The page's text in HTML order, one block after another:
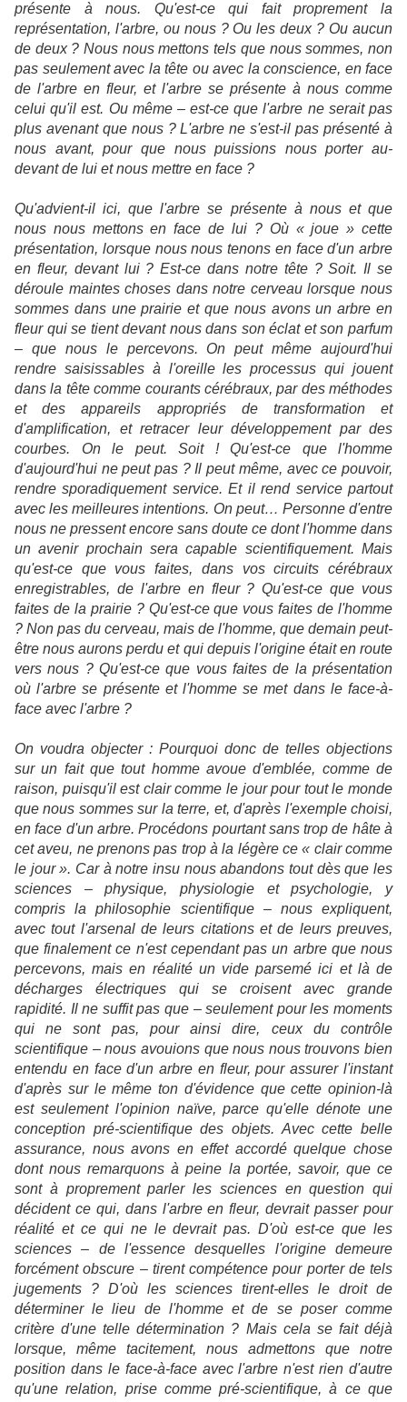
présente à nous. Qu'est-ce qui fait proprement la
représentation, l'arbre, ou nous ? Ou les deux ? Ou aucun
de deux ? Nous nous mettons tels que nous sommes, non
pas seulement avec la tête ou avec la conscience, en face
de l'arbre en fleur, et l'arbre se présente à nous comme
celui qu'il est. Ou même – est-ce que l'arbre ne serait pas
plus avenant que nous ? L'arbre ne s'est-il pas présenté à
nous avant, pour que nous puissions nous porter au-
devant de lui et nous mettre en face ?
Qu'advient-il ici, que l'arbre se présente à nous et que
nous nous mettons en face de lui ? Où « joue » cette
présentation, lorsque nous nous tenons en face d'un arbre
en fleur, devant lui ? Est-ce dans notre tête ? Soit. Il se
déroule maintes choses dans notre cerveau lorsque nous
sommes dans une prairie et que nous avons un arbre en
fleur qui se tient devant nous dans son éclat et son parfum
– que nous le percevons. On peut même aujourd'hui
rendre saisissables à l'oreille les processus qui jouent
dans la tête comme courants cérébraux, par des méthodes
et des appareils appropriés de transformation et
d'amplification, et retracer leur développement par des
courbes. On le peut. Soit ! Qu'est-ce que l'homme
d'aujourd'hui ne peut pas ? Il peut même, avec ce pouvoir,
rendre sporadiquement service. Et il rend service partout
avec les meilleures intentions. On peut… Personne d'entre
nous ne pressent encore sans doute ce dont l'homme dans
un avenir prochain sera capable scientifiquement. Mais
qu'est-ce que vous faites, dans vos circuits cérébraux
enregistrables, de l'arbre en fleur ? Qu'est-ce que vous
faites de la prairie ? Qu'est-ce que vous faites de l'homme
? Non pas du cerveau, mais de l'homme, que demain peut-
être nous aurons perdu et qui depuis l'origine était en route
vers nous ? Qu'est-ce que vous faites de la présentation
où l'arbre se présente et l'homme se met dans le face-à-
face avec l'arbre ?
On voudra objecter : Pourquoi donc de telles objections
sur un fait que tout homme avoue d'emblée, comme de
raison, puisqu'il est clair comme le jour pour tout le monde
que nous sommes sur la terre, et, d'après l'exemple choisi,
en face d'un arbre. Procédons pourtant sans trop de hâte à
cet aveu, ne prenons pas trop à la légère ce « clair comme
le jour ». Car à notre insu nous abandons tout dès que les
sciences – physique, physiologie et psychologie, y
compris la philosophie scientifique – nous expliquent,
avec tout l'arsenal de leurs citations et de leurs preuves,
que finalement ce n'est cependant pas un arbre que nous
percevons, mais en réalité un vide parsemé ici et là de
décharges électriques qui se croisent avec grande
rapidité. Il ne suffit pas que – seulement pour les moments
qui ne sont pas, pour ainsi dire, ceux du contrôle
scientifique – nous avouions que nous nous trouvons bien
entendu en face d'un arbre en fleur, pour assurer l'instant
d'après sur le même ton d'évidence que cette opinion-là
est seulement l'opinion naïve, parce qu'elle dénote une
conception pré-scientifique des objets. Avec cette belle
assurance, nous avons en effet accordé quelque chose
dont nous remarquons à peine la portée, savoir, que ce
sont à proprement parler les sciences en question qui
décident ce qui, dans l'arbre en fleur, devrait passer pour
réalité et ce qui ne le devrait pas. D'où est-ce que les
sciences – de l'essence desquelles l'origine demeure
forcément obscure – tirent compétence pour porter de tels
jugements ? D'où les sciences tirent-elles le droit de
déterminer le lieu de l'homme et de se poser comme
critère d'une telle détermination ? Mais cela se fait déjà
lorsque, même tacitement, nous admettons que notre
position dans le face-à-face avec l'arbre n'est rien d'autre
qu'une relation, prise comme pré-scientifique, à ce que